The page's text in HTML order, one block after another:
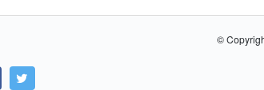
©
Link zu Facebook
Link zu Twitter